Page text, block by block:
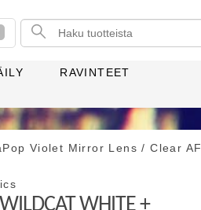
RAVINTEET
Violet Mirror Lens / Clear AF
WHITE +